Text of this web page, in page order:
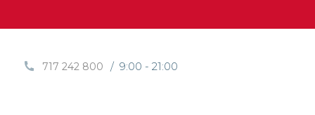
717 242 800 / 9:00 - 21:00